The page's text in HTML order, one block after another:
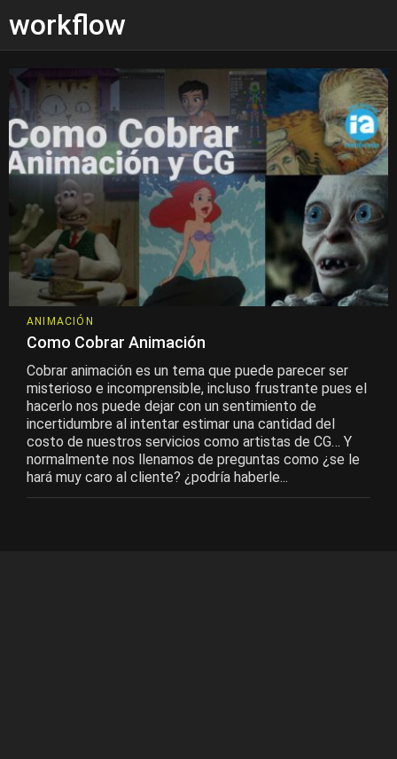
workflow
ANIMACIÓN
Como Cobrar Animación
Cobrar animación es un tema que puede parecer ser
misterioso e incomprensible, incluso frustrante pues el
hacerlo nos puede dejar con un sentimiento de
incertidumbre al intentar estimar una cantidad del
costo de nuestros servicios como artistas de CG… Y
normalmente nos llenamos de preguntas como ¿se le
hará muy caro al cliente? ¿podría haberle...